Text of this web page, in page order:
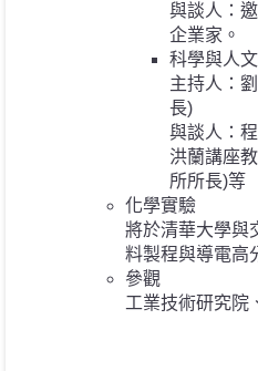
與談人：
企業家。
科學與人
主持人：
長)
與談人：
洪蘭講座
所所長)等
化學實驗
將於清華大學與
料製程與導電高
參觀
工業技術研究院